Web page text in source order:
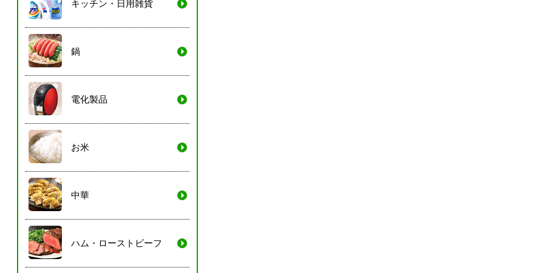
キッチン・日用雑貨
鍋
電化製品
お米
中華
ハム・ローストビーフ